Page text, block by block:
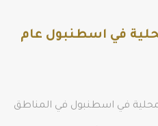
في اسطنبول عام
في اسطنبول في المناطق